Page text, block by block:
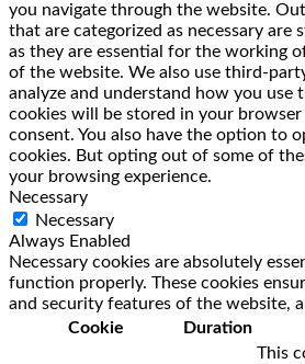
you navigate through the website.
that are categorized as necessary are
as they are essential for the working
of the website. We also use third-
analyze and understand how you use
cookies will be stored in your
consent. You also have the option to
cookies. But opting out of some of
your browsing experience.
Necessary
Necessary
Always Enabled
Necessary cookies are absolutely
function properly. These cookies
and security features of the website,
Cookie
Duration
This